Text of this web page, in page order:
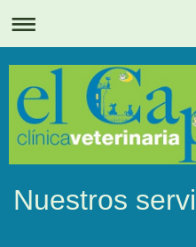
Nuestros